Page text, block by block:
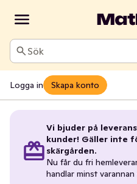
Sök
Logga in Skapa konto
Vi bjuder på
kunder! Gäller inte
skärgården.
Nu får du fri
handlar minst